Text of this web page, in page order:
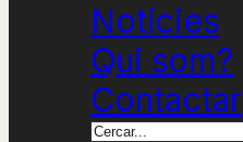
Notícies
Qui som?
Contactar
Cercar